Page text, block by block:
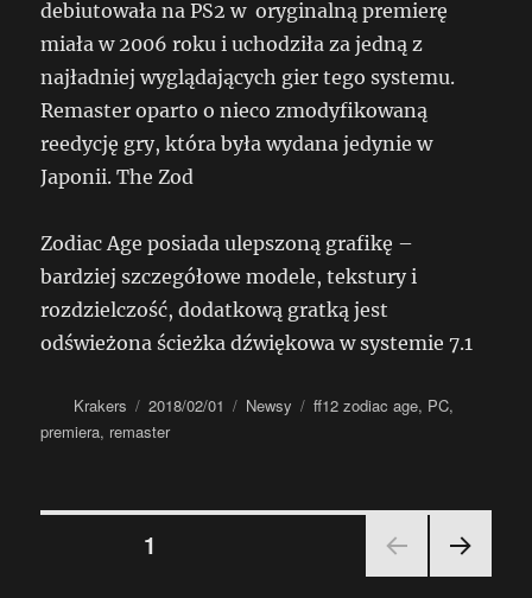
debiutowała na PS2 w oryginalną premierę
miała w 2006 roku i uchodziła za jedną z
najładniej wyglądających gier tego systemu.
Remaster oparto o nieco zmodyfikowaną
reedycję gry, która była wydana jedynie w
Japonii. The Zod
Zodiac Age posiada ulepszoną grafikę –
bardziej szczegółowe modele, tekstury i
rozdzielczość, dodatkową gratką jest
odświeżona ścieżka dźwiękowa w systemie 7.1
Autor
Krakers
Data
publikacji
2018/02/01 Kategorie
Newsy Tagi
ff12 zodiac age, PC,
premiera, remaster
Stronicowanie
STRONA1